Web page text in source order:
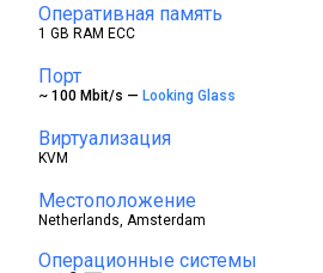
Оперативная память
1 GB RAM ECC
Порт
~ 100 Mbit/s — Looking Glass
Виртуализация
KVM
Местоположение
Netherlands, Amsterdam
Операционные системы